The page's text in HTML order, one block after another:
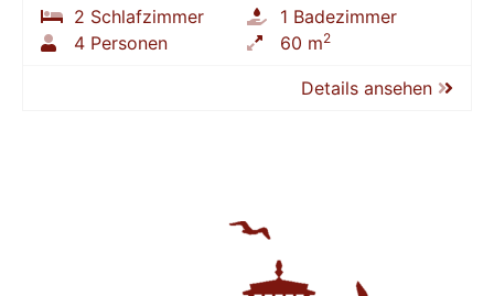
2 Schlafzimmer
1 Badezimmer
4 Personen
60 m2
Details ansehen